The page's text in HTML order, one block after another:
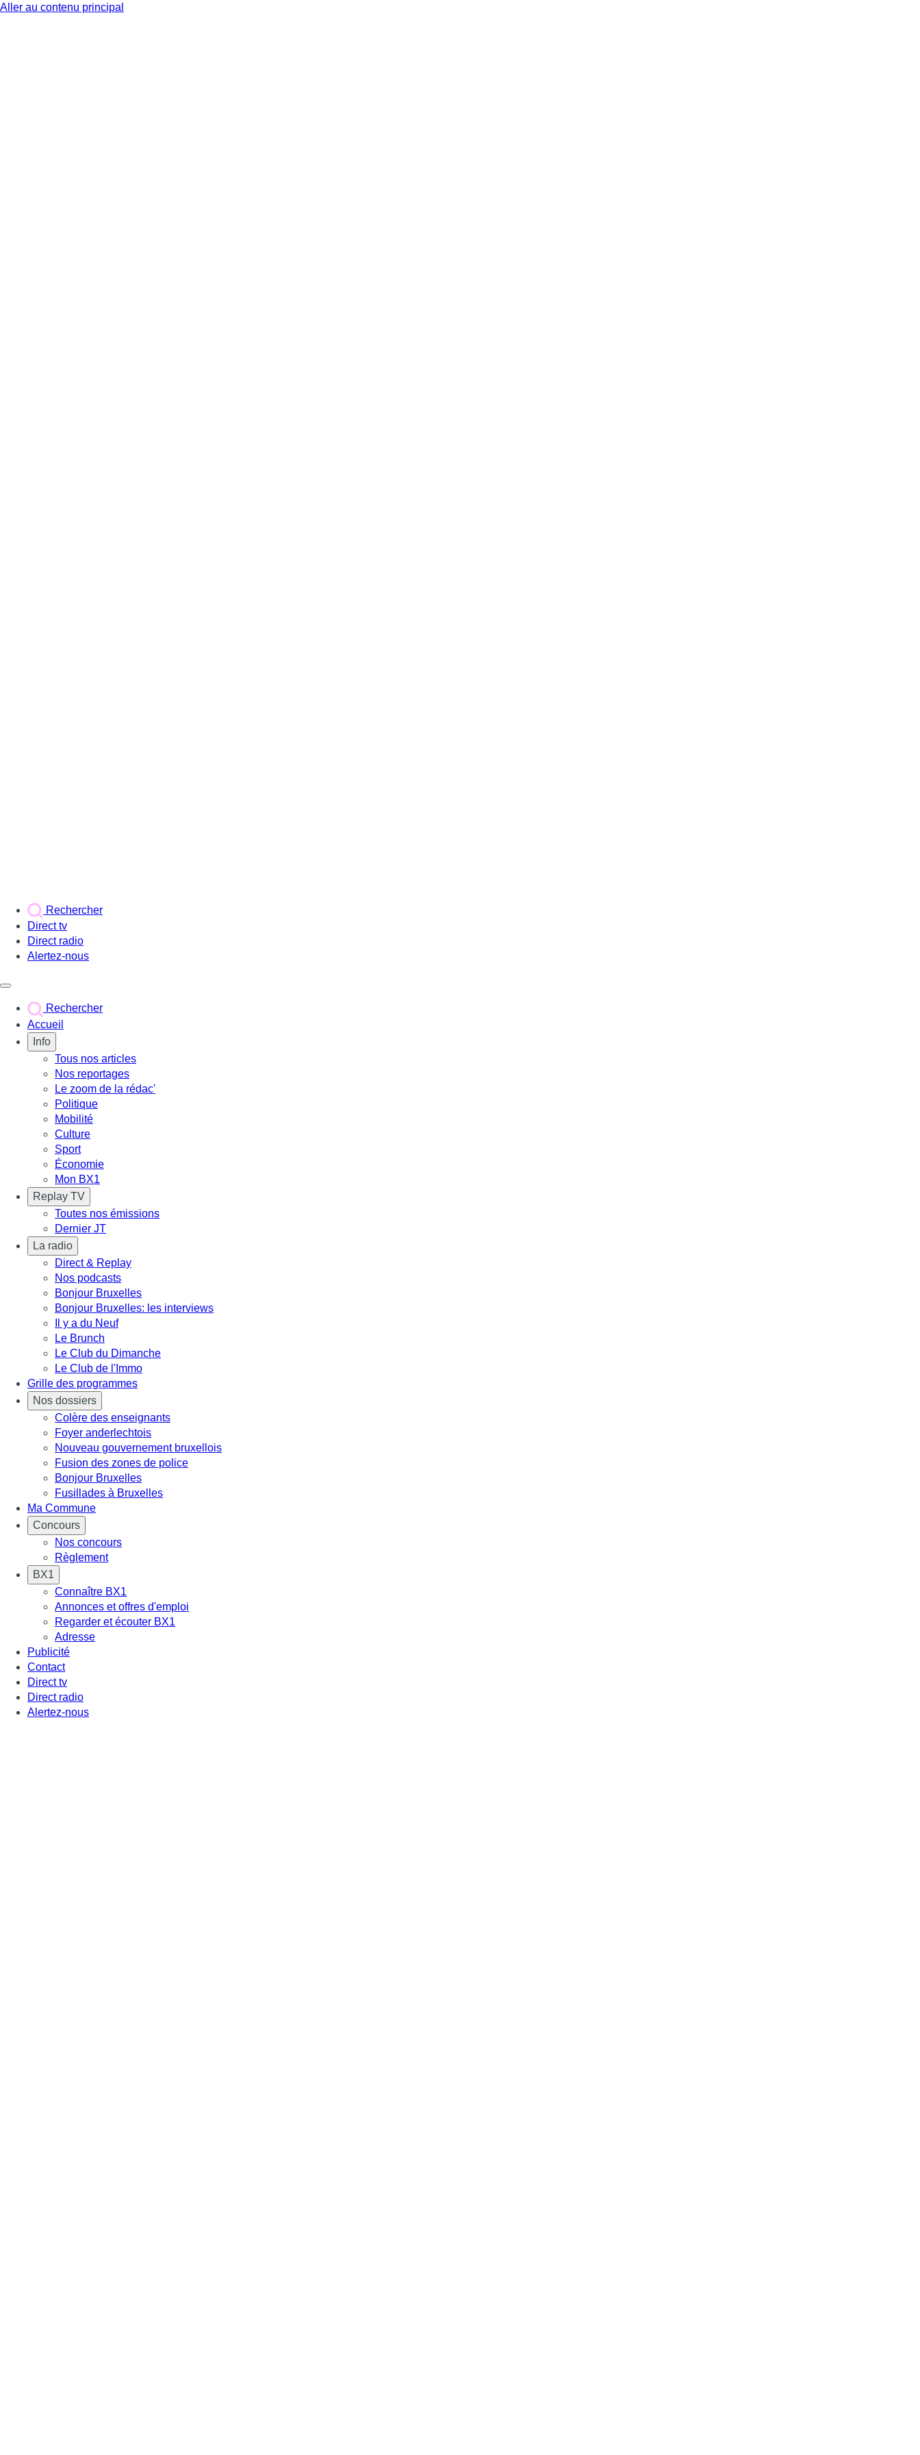
Aller au contenu principal
Rechercher
Direct tv
Direct radio
Alertez-nous
Rechercher
Accueil
Info
Tous nos articles
Nos reportages
Le zoom de la rédac'
Politique
Mobilité
Culture
Sport
Économie
Mon BX1
Replay TV
Toutes nos émissions
Dernier JT
La radio
Direct & Replay
Nos podcasts
Bonjour Bruxelles
Bonjour Bruxelles: les interviews
Il y a du Neuf
Le Brunch
Le Club du Dimanche
Le Club de l'Immo
Grille des programmes
Nos dossiers
Colère des enseignants
Foyer anderlechtois
Nouveau gouvernement bruxellois
Fusion des zones de police
Bonjour Bruxelles
Fusillades à Bruxelles
Ma Commune
Concours
Nos concours
Règlement
BX1
Connaître BX1
Annonces et offres d'emploi
Regarder et écouter BX1
Adresse
Publicité
Contact
Direct tv
Direct radio
Alertez-nous